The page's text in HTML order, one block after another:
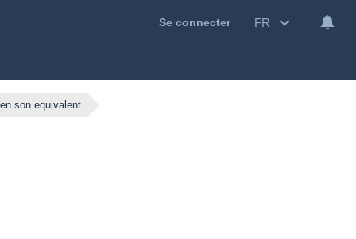
Se connecter FR
son equivalent